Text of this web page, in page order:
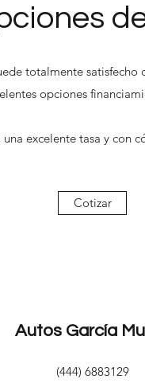
totalmente
opciones
excelente tasa y con
Cotizar
Autos García
(444) 6883129